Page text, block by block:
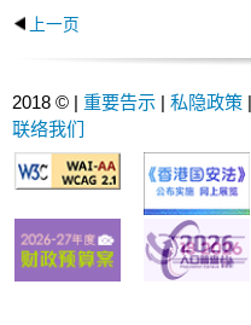
上一页
2018 © | 重要告示 | 私隐政策 |
联络我们